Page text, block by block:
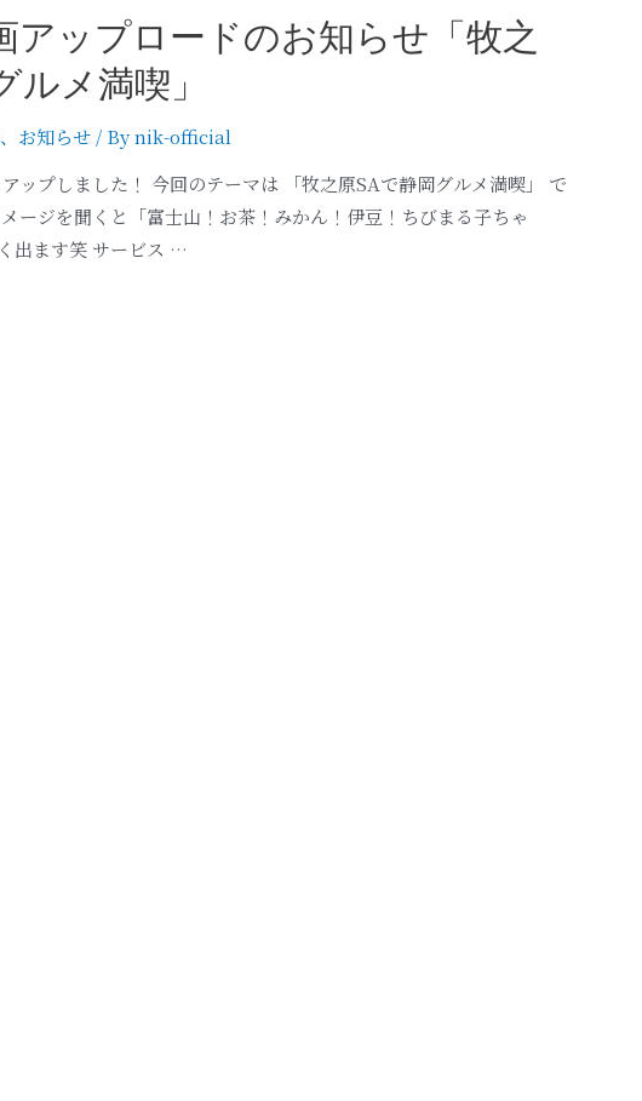
アップロードのお知らせ「牧之
メ満喫」
、 お知らせ / Bynik-official
ップしました！ 今回のテーマは 「牧之原SAで静岡グルメ満喫」 で
ージを聞くと「富士山！お茶！みかん！伊豆！ちびまる子ちゃ
出ます笑 サービス …